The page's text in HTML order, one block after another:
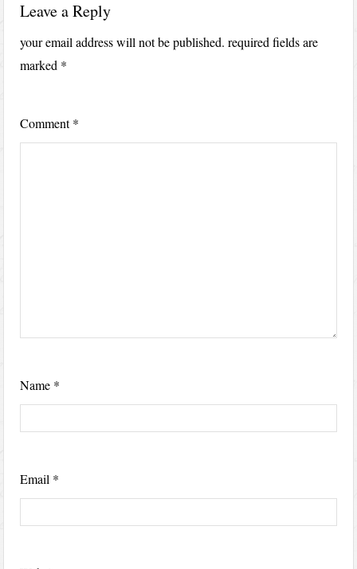
Leave a Reply
your email address will not be published. required fields are
marked *
Comment*
Name *
Email *